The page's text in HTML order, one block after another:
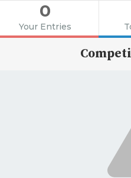
0
Your Entries